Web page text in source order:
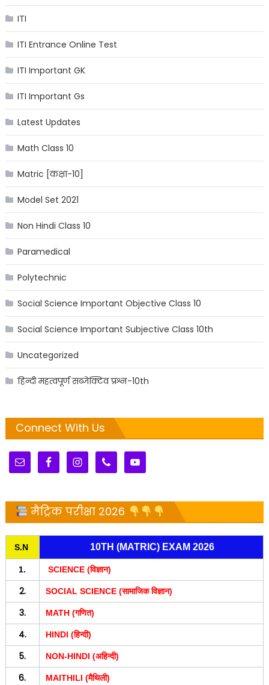
ITI
ITI Entrance Online Test
ITI Important GK
ITI Important Gs
Latest Updates
Math Class 10
Matric [कक्षा-10]
Model Set 2021
Non Hindi Class 10
Paramedical
Polytechnic
Social Science Important Objective Class 10
Social Science Important Subjective Class 10th
Uncategorized
हिन्दी महत्वपूर्ण सब्जेक्टिव प्रश्न-10th
Connect With Us
मैट्रिक परीक्षा 2026
S.N 10TH (MATRIC) EXAM 2026
1. SCIENCE (विज्ञान)
2. SOCIAL SCIENCE (सामाजिक विज्ञान)
3. MATH (गणित)
4. HINDI (हिन्दी)
5. NON-HINDI (अहिन्दी)
6. MAITHILI (मैथिली)